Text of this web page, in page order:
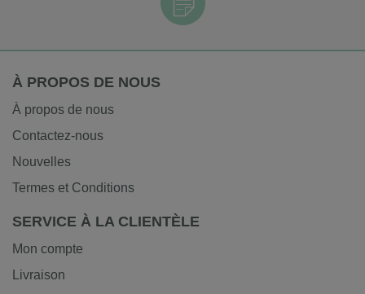
À PROPOS DE NOUS
À propos de nous
Contactez-nous
Nouvelles
Termes et Conditions
SERVICE À LA CLIENTÈLE
Mon compte
Livraison